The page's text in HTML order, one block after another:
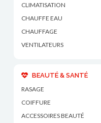
CLIMATISATION
CHAUFFE EAU
CHAUFFAGE
VENTILATEURS
BEAUTÉ & SANTÉ
RASAGE
COIFFURE
ACCESSOIRES BEAUTÉ